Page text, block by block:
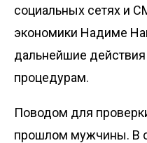
социальных сетях и
экономики Надиме
дальнейшие
процедурам.
Поводом для
прошлом мужчины. В